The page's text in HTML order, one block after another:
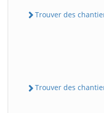
Trouver des
Trouver des